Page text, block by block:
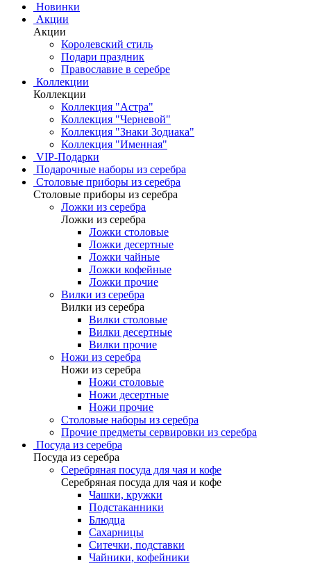
Новинки
Акции
Акции
Королевский стиль
Подари праздник
Православие в серебре
Коллекции
Коллекции
Коллекция "Астра"
Коллекция "Черневой"
Коллекция "Знаки Зодиака"
Коллекция "Именная"
VIP-Подарки
Подарочные наборы из серебра
Столовые приборы из серебра
Столовые приборы из серебра
Ложки из серебра
Ложки из серебра
Ложки столовые
Ложки десертные
Ложки чайные
Ложки кофейные
Ложки прочие
Вилки из серебра
Вилки из серебра
Вилки столовые
Вилки десертные
Вилки прочие
Ножи из серебра
Ножи из серебра
Ножи столовые
Ножи десертные
Ножи прочие
Столовые наборы из серебра
Прочие предметы сервировки из серебра
Посуда из серебра
Посуда из серебра
Серебряная посуда для чая и кофе
Серебряная посуда для чая и кофе
Чашки, кружки
Подстаканники
Блюдца
Сахарницы
Ситечки, подставки
Чайники, кофейники